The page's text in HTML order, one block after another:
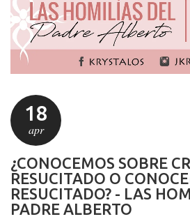
18
apr
¿CONOCEMOS SOBRE
RESUCITADO O
RESUCITADO? - LAS
PADRE ALBERTO